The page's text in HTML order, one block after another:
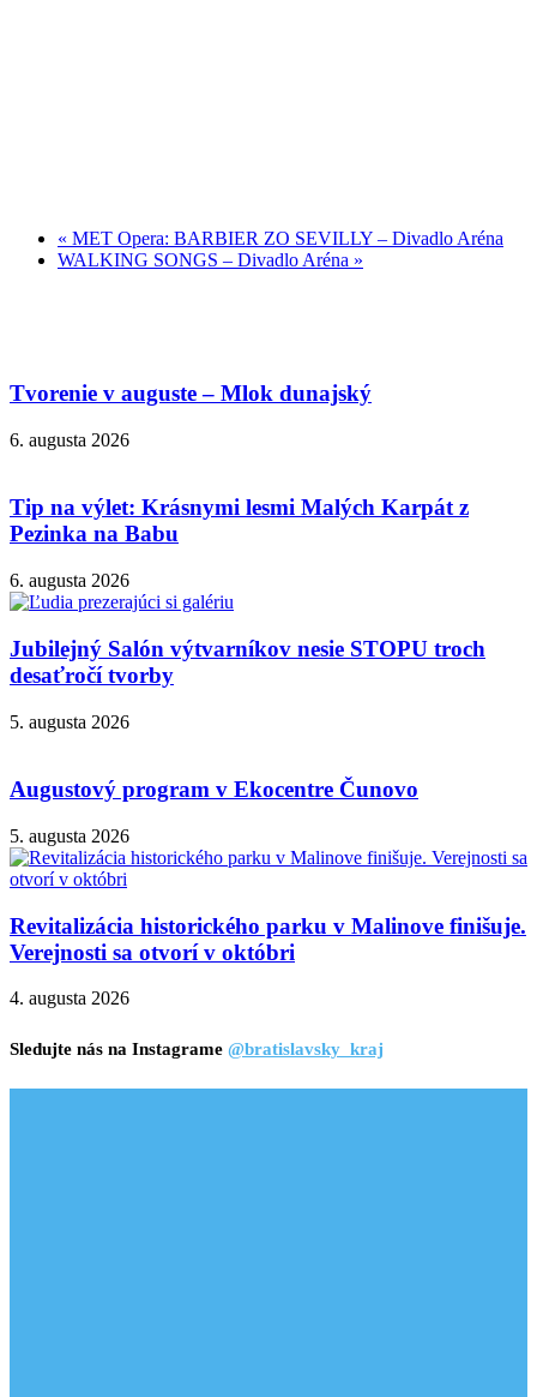
« MET Opera: BARBIER ZO SEVILLY – Divadlo Aréna
WALKING SONGS – Divadlo Aréna »
Tvorenie v auguste – Mlok dunajský
6. augusta 2026
Tip na výlet: Krásnymi lesmi Malých Karpát z
Pezinka na Babu
6. augusta 2026
Jubilejný Salón výtvarníkov nesie STOPU troch
desaťročí tvorby
5. augusta 2026
Augustový program v Ekocentre Čunovo
5. augusta 2026
Revitalizácia historického parku v Malinove finišuje.
Verejnosti sa otvorí v októbri
4. augusta 2026
Sledujte nás na Instagrame @bratislavsky_kraj